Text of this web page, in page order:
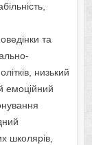
та
низький
емоційний
школярів,